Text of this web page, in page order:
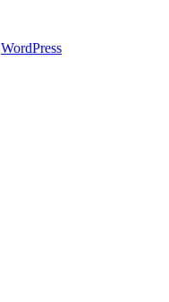
WordPress